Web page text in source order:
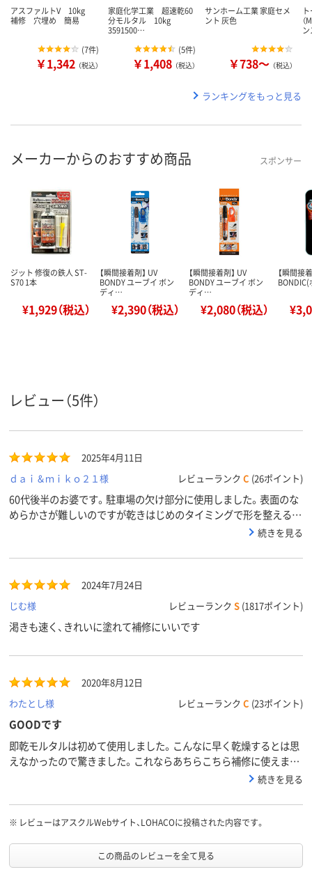
アスファルトV 10kg
補修 穴埋め 簡易
(7件)
￥1,342 （税込）
家庭化学工業 超速乾60
分モルタル 10kg
3591500…
(5件)
￥1,408 （税込）
サンホーム工業 家庭セメ
ント 灰色
￥738～ （税込）
ランキングをもっと見る
メーカーからのおすすめ商品 スポンサー
ジット 修復の鉄人 ST-
S70 1本
¥1,929（税込）
【瞬間接着剤】 UV
BONDY ユーブイ ボン
ディ…
¥2,390（税込）
【瞬間接着剤】 UV
BONDY ユーブイ ボン
ディ…
¥2,080（税込）
【瞬間接
レビュー（5件）
2025年4月11日
ｄａｉ＆ｍｉｋｏ２１様
レビューランク C (26ポイント)
60代後半のお婆です。駐車場の欠け部分に使用しました。表面のな
めらかさが難しいのですが乾きはじめのタイミングで形を整えると
続きを見る
2024年7月24日
じむ様
レビューランク S (1817ポイント)
渇きも速く、きれいに塗れて補修にいいです
2020年8月12日
わたとし様
レビューランク C (23ポイント)
GOODです
即乾モルタルは初めて使用しました。こんなに早く乾燥するとは思
えなかったので驚きました。これならあちらこちら補修に使えま
続きを見る
※ レビューはアスクルWebサイト、LOHACOに投稿された内容です。
この商品のレビューを全て見る